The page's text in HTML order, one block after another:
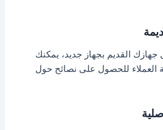
القديم بجهاز جديد، يمكنك
العملاء للحصول على نصائح حول